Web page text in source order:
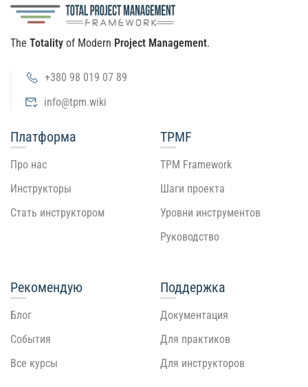
The Totality of Modern Project Management.
+380 98 019 07 89
info@tpm.wiki
Платформа
Про нас
Инструкторы
Стать инструктором
TPMF
TPM Framework
Шаги проекта
Уровни инструментов
Руководство
Рекомендую
Блог
События
Все курсы
Поддержка
Документация
Для практиков
Для инструкторов